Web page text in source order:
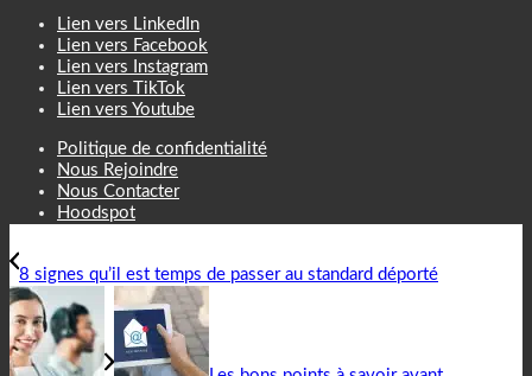
Lien vers LinkedIn
Lien vers Facebook
Lien vers Instagram
Lien vers TikTok
Lien vers Youtube
Politique de confidentialité
Nous Rejoindre
Nous Contacter
Hoodspot
8 signes qu’il est temps de passer au standard déporté